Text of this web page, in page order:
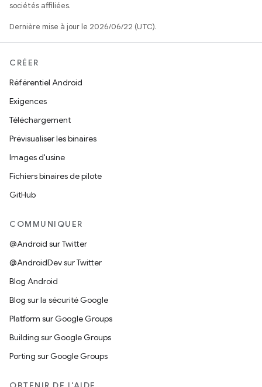
sociétés affiliées.
Dernière mise à jour le 2026/06/22 (UTC).
CRÉER
Référentiel Android
Exigences
Téléchargement
Prévisualiser les binaires
Images d'usine
Fichiers binaires de pilote
GitHub
COMMUNIQUER
@Android sur Twitter
@AndroidDev sur Twitter
Blog Android
Blog sur la sécurité Google
Platform sur Google Groups
Building sur Google Groups
Porting sur Google Groups